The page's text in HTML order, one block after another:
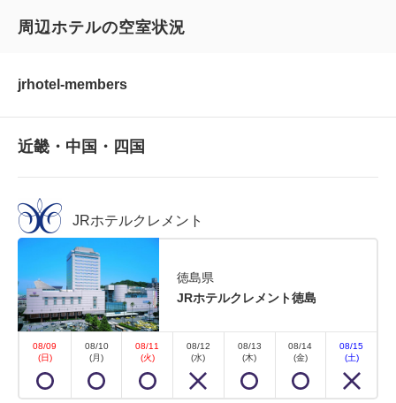
周辺ホテルの空室状況
jrhotel-members
近畿・中国・四国
JRホテルクレメント
徳島県
JRホテルクレメント徳島
08/09
(日)
08/10
(月)
08/11
(火)
08/12
(水)
08/13
(木)
08/14
(金)
08/15
(土)